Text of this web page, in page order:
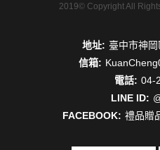
2019© Copyright All
地址: 臺中市神
信箱:
電話: 04-
LINE ID:
FACEBOOK: 禮品贈